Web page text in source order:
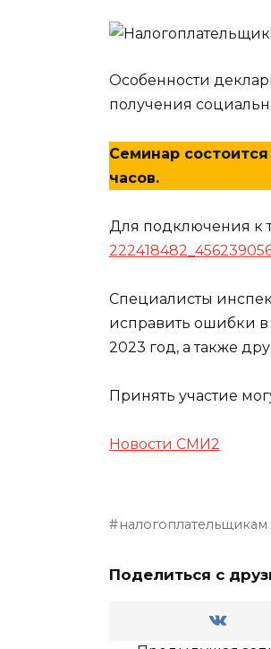
Особенности
получения
Семинар
часов.
Для подключения к
Специалисты
исправить ошибки в
2023 год, а также
Принять участие
Новости СМИ2
налогоплательщикам
Поделиться с